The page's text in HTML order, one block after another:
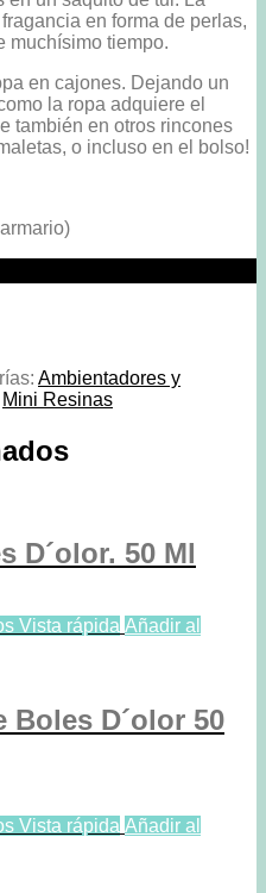
en forma de perlas,
muchísimo tiempo.
en cajones. Dejando un
la ropa adquiere el
también en otros rincones
o incluso en el bolso!
Ambientadores y
Mini Resinas
D´olor. 50 Ml
Vista rápida Añadir al
Boles D´olor 50
Vista rápida Añadir al